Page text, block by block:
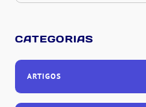
CATEGORIAS
ARTIGOS